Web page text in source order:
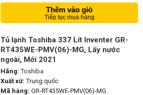
Thêm vào giỏ
Tiếp tục mua hàng
Tủ lạnh Toshiba 337 Lít Inventer GR-
RT435WE-PMV(06)-MG, Lấy nước
ngoài, Mới 2021
Hãng: Toshiba
Xuất xứ: Trung quốc
Mã hàng: GR-RT435WE-PMV(06)-MG